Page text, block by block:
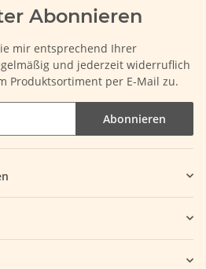
Abonnieren
mir entsprechend Ihrer
und jederzeit widerruflich
Produktsortiment per E-Mail zu.
Abonnieren